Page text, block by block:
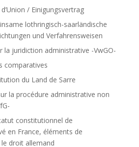
d’Union / Einigungsvertrag
lothringisch-saarländische
und Verfahrensweisen
la juridiction administrative -VwGO-
comparatives
du Land de Sarre
la procédure administrative non
constitutionnel de
en France, éléments de
droit allemand